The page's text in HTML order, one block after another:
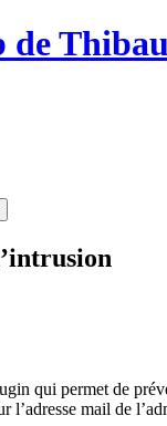
de
qui permet de
l’adresse mail de